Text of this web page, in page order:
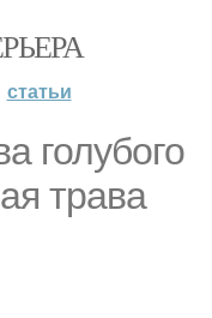
статьи
голубого
трава